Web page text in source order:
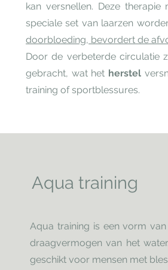
kan versnellen. Deze
speciale set van laarzen
doorbloeding, bevordert de
Door de verbeterde circulatie
gebracht, wat het herstel
training of sportblessures.
Aqua training
Aqua training is een vorm
draagvermogen van het
geschikt voor mensen met